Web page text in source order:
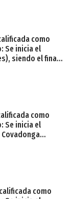
como
Se inicia el
siendo el final
12 km Dificultad:
como
Se inicia el
Dificultad:
como